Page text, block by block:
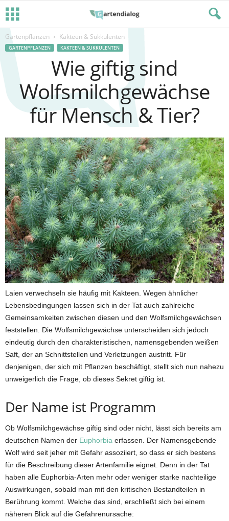
Gartenpflanzen Kakteen & Sukkulenten
GARTENPFLANZEN KAKTEEN & SUKKULENTEN
Wie giftig sind
Wolfsmilchgewächse
für Mensch & Tier?
Laien verwechseln sie häufig mit Kakteen. Wegen ähnlicher
Lebensbedingungen lassen sich in der Tat auch zahlreiche
Gemeinsamkeiten zwischen diesen und den Wolfsmilchgewächsen
feststellen. Die Wolfsmilchgewächse unterscheiden sich jedoch
eindeutig durch den charakteristischen, namensgebenden weißen
Saft, der an Schnittstellen und Verletzungen austritt. Für
denjenigen, der sich mit Pflanzen beschäftigt, stellt sich nun nahezu
unweigerlich die Frage, ob dieses Sekret giftig ist.
Der Name ist Programm
Ob Wolfsmilchgewächse giftig sind oder nicht, lässt sich bereits am
deutschen Namen der Euphorbia erfassen. Der Namensgebende
Wolf wird seit jeher mit Gefahr assoziiert, so dass er sich bestens
für die Beschreibung dieser Artenfamilie eignet. Denn in der Tat
haben alle Euphorbia-Arten mehr oder weniger starke nachteilige
Auswirkungen, sobald man mit den kritischen Bestandteilen in
Berührung kommt. Welche das sind, erschließt sich bei einem
näheren Blick auf die Gefahrenursache: